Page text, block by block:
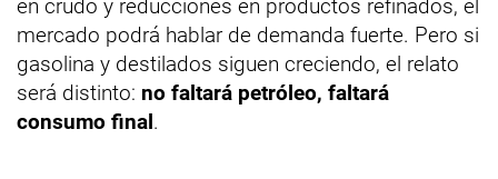
en crudo y reducciones en productos refinados, el
mercado podrá hablar de demanda fuerte. Pero si
gasolina y destilados siguen creciendo, el relato
será distinto: no faltará petróleo, faltará
consumo final.